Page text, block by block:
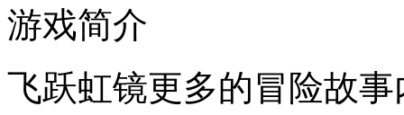
游戏简介
飞跃虹镜更多的冒险故